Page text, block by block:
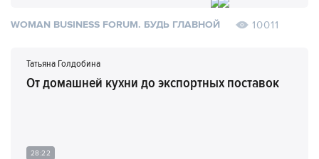
WOMAN BUSINESS FORUM. БУДЬ ГЛАВНОЙ 10011
Татьяна Голдобина
От домашней кухни до экспортных поставок
28:22